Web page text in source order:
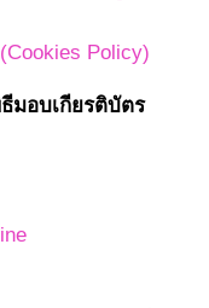
Policy)
มอบเกียรติบัตร